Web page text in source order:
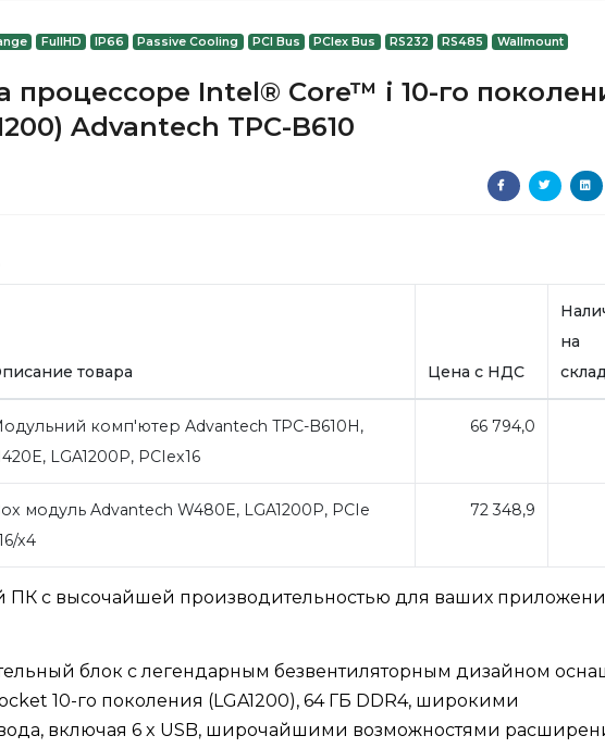
FullHD IP66 Passive Cooling PCI Bus PCIex Bus RS232 RS485 Wallmount
Intel® Core™ i 10-го
Advantech TPC-B610
товара Цена с НДС
на
комп'ютер Advantech TPC-B610H,
LGA1200P, PCIex16
66 794,0
модуль Advantech W480E, LGA1200P, PCIe
x4
72 348,9
ПК с высочайшей производительностью для ваших
блок с легендарным безвентиляторным дизайном
10-го поколения (LGA1200), 64 ГБ DDR4, широкими
включая 6 x USB, широчайшими возможностями